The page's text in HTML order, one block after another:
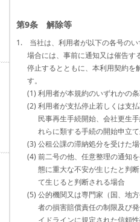
第9条 解除等
1. 当社は、利用者が以下の各号のい
場合には、事前に通知又は催告す
停止するとともに、本利用契約を
す。
(1) 利用者が本規約のいずれかの
(2) 利用者が支払停止若しくは支
民事再生手続開始、会社更生
れらに類する手続の開始申立
(3) 公租公課の滞納処分を受けた
(4) 前二号の他、任意整理の通知
態に重大な不安が生じたと判
て生じると判断される場合
(5) 公的機関又は専門家（国、地
者の損害賠償責任の制限及び
イドラインに規定された信頼